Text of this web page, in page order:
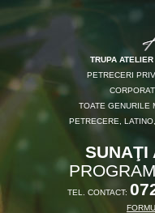
TRUPA ATELIER
PETRECERI
TOATE GENURILE
PETRECERE,
SUNAŢI
TEL. CONTACT: